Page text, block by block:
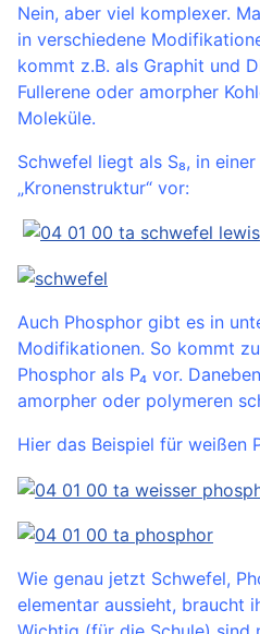
Nein, aber viel komplexer.
in verschiedene
kommt z.B. als Graphit und
Fullerene oder amorpher
Moleküle.
Schwefel liegt als S₈, in
„Kronenstruktur“ vor:
Auch Phosphor gibt es in
Modifikationen. So kommt
Phosphor als P₄ vor.
amorpher oder polymeren
Hier das Beispiel für weißen
Wie genau jetzt Schwefel,
elementar aussieht, braucht